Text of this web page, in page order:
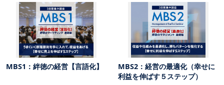
MBS1：絆徳の経営【言語化】
MBS2：経営の最適化（幸せに
利益を伸ばす５ステップ）